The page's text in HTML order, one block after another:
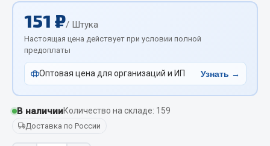
Жидкостные подогреватели
Отопители салона
Подогреватели тосола
Весь раздел
Автотовары
151 ₽/ Штука
Настоящая цена действует при условии полной
предоплаты
Оптовая цена для организаций и ИП Узнать →
В наличииКоличество на складе: 159
Доставка по России